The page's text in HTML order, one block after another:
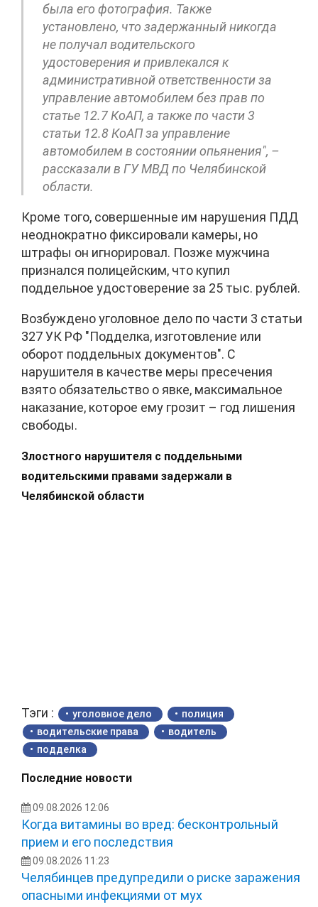
была его фотография. Также
установлено, что задержанный никогда
не получал водительского
удостоверения и привлекался к
административной ответственности за
управление автомобилем без прав по
статье 12.7 КоАП, а также по части 3
статьи 12.8 КоАП за управление
автомобилем в состоянии опьянения", –
рассказали в ГУ МВД по Челябинской
области.
Кроме того, совершенные им нарушения ПДД
неоднократно фиксировали камеры, но
штрафы он игнорировал. Позже мужчина
признался полицейским, что купил
поддельное удостоверение за 25 тыс. рублей.
Возбуждено уголовное дело по части 3 статьи
327 УК РФ "Подделка, изготовление или
оборот поддельных документов". С
нарушителя в качестве меры пресечения
взято обязательство о явке, максимальное
наказание, которое ему грозит – год лишения
свободы.
Злостного нарушителя с поддельными
водительскими правами задержали в
Челябинской области
Тэги : уголовное дело
полиция
водительские права
водитель
подделка
Последние новости
09.08.2026 12:06
Когда витамины во вред: бесконтрольный
прием и его последствия
09.08.2026 11:23
Челябинцев предупредили о риске заражения
опасными инфекциями от мух